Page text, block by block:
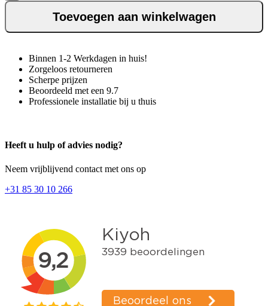
Toevoegen aan winkelwagen
Binnen 1-2 Werkdagen in huis!
Zorgeloos retourneren
Scherpe prijzen
Beoordeeld met een 9.7
Professionele installatie bij u thuis
Heeft u hulp of advies nodig?
Neem vrijblijvend contact met ons op
+31 85 30 10 266